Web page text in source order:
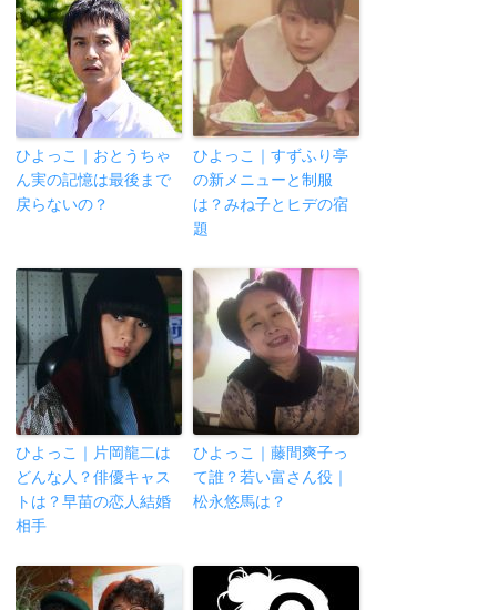
ひよっこ｜おとうちゃ
ん実の記憶は最後まで
戻らないの？
ひよっこ｜すずふり亭
の新メニューと制服
は？みね子とヒデの宿
題
ひよっこ｜片岡龍二は
どんな人？俳優キャス
トは？早苗の恋人結婚
相手
ひよっこ｜藤間爽子っ
て誰？若い富さん役｜
松永悠馬は？